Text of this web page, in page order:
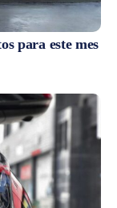
para este mes